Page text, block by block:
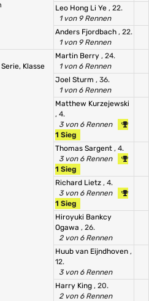
Leo Hong Li Ye , 22.
1 von 9 Rennen
Anders Fjordbach , 22.
1 von 9 Rennen
Klasse
Martin Berry , 24.
1 von 6 Rennen
Joel Sturm , 36.
1 von 6 Rennen
Matthew Kurzejewski
, 4.
3 von 6 Rennen
1 Sieg
Thomas Sargent , 4.
3 von 6 Rennen
1 Sieg
Richard Lietz , 4.
3 von 6 Rennen
1 Sieg
Hiroyuki Bankcy
Ogawa , 26.
2 von 6 Rennen
Huub van Eijndhoven ,
12.
3 von 6 Rennen
Harry King , 20.
2 von 6 Rennen